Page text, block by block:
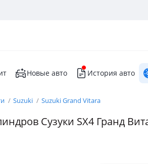
Новые авто История авто
Suzuki Suzuki Grand Vitara
Сузуки SX4 Гранд